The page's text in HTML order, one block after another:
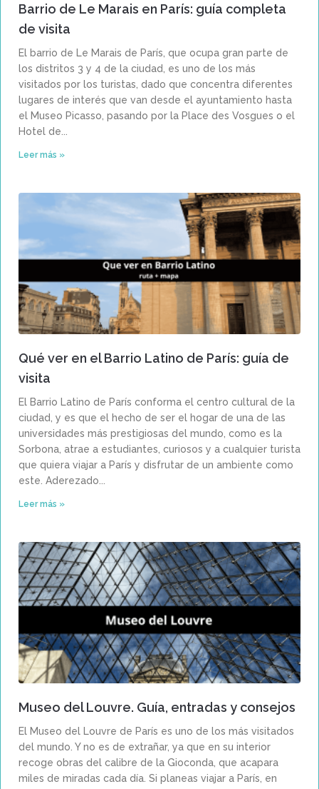
Barrio de Le Marais en París: guía completa
de visita
El barrio de Le Marais de París, que ocupa gran parte de
los distritos 3 y 4 de la ciudad, es uno de los más
visitados por los turistas, dado que concentra diferentes
lugares de interés que van desde el ayuntamiento hasta
el Museo Picasso, pasando por la Place des Vosgues o el
Hotel de
Leer más »
Qué ver en el Barrio Latino de París: guía de
visita
El Barrio Latino de París conforma el centro cultural de la
ciudad, y es que el hecho de ser el hogar de una de las
universidades más prestigiosas del mundo, como es la
Sorbona, atrae a estudiantes, curiosos y a cualquier turista
que quiera viajar a París y disfrutar de un ambiente como
este. Aderezado
Leer más »
Museo del Louvre. Guía, entradas y consejos
El Museo del Louvre de París es uno de los más visitados
del mundo. Y no es de extrañar, ya que en su interior
recoge obras del calibre de la Gioconda, que acapara
miles de miradas cada día. Si planeas viajar a París, en